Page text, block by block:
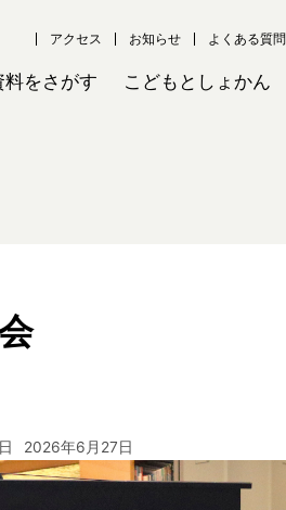
アクセス お知らせ よくある質問
料をさがす こどもとしょかん
2026年6月27日